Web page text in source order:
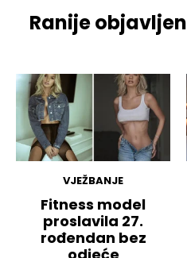
Ranije
VJEŽBANJE
Fitness model
proslavila 27.
rođendan bez